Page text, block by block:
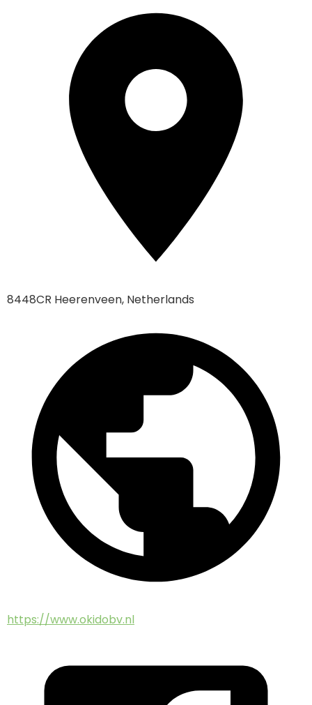
8448CR Heerenveen, Netherlands
https://www.okidobv.nl